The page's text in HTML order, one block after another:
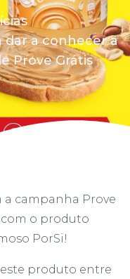
a conhecer a
Prove Grátis
campanha Prove
com o produto
PorSi!
produto entre